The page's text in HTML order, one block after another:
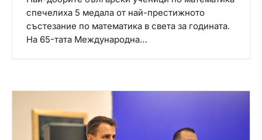
спечелиха 5 медала от най-престижното
състезание по математика в света за годината.
На 65-тата Международна…